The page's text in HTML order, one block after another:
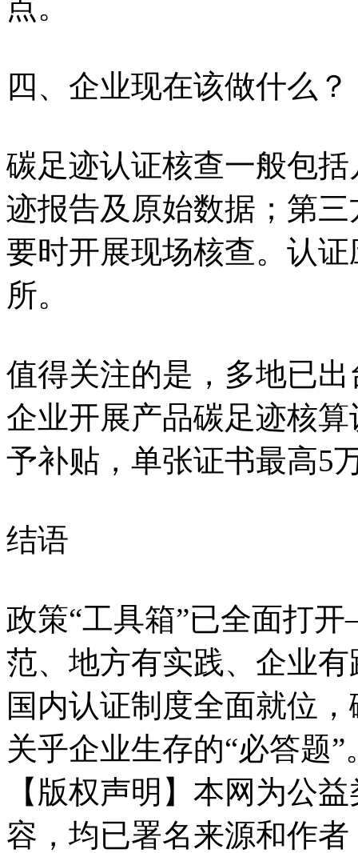
四、企业现在该做什么？
碳足迹认证核查一般包
迹报告及原始数据；第
要时开展现场核查。认
所。
值得关注的是，多地已
企业开展产品碳足迹核
予补贴，单张证书最高5
结语
政策“工具箱”已全面打
范、地方有实践、企业
国内认证制度全面就位
关乎企业生存的“必答题”
【版权声明】本网为公
容，均已署名来源和作